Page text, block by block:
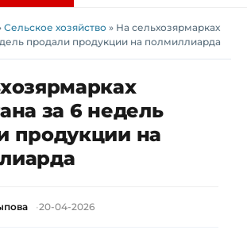
Сельское хозяйство » На сельхозярмарках
продали продукции на полмиллиарда
за 6 недель
продукции на
20-04-2026